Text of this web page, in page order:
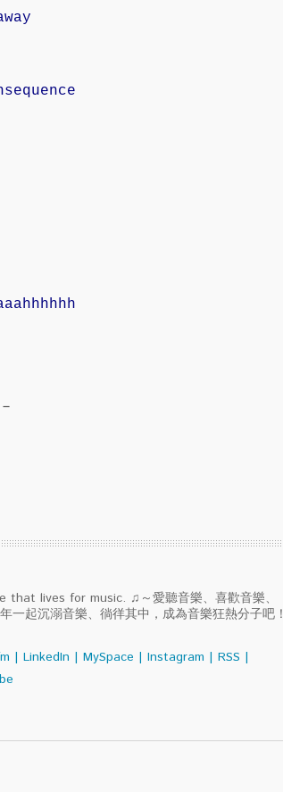
lives for music. ♫～愛聽音樂、喜歡音樂、
一起沉溺音樂、徜徉其中，成為音樂狂熱分子吧！
| LinkedIn | MySpace | Instagram | RSS |